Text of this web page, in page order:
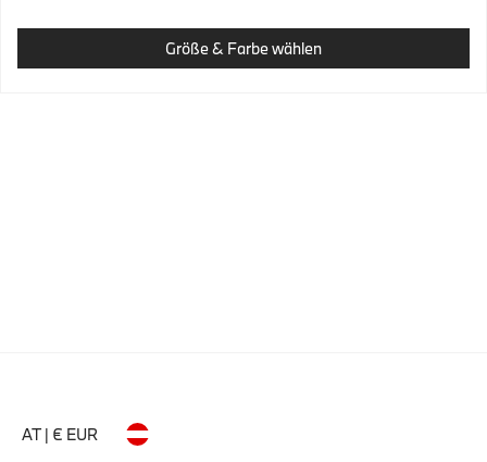
Größe & Farbe wählen
AT | € EUR